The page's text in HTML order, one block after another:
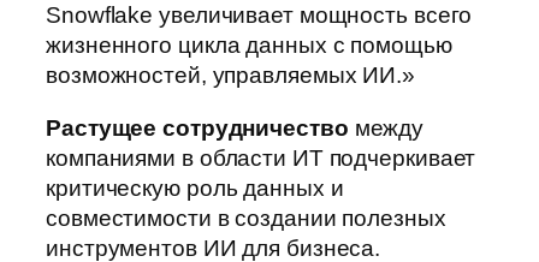
Snowflake увеличивает мощность всего
жизненного цикла данных с помощью
возможностей, управляемых ИИ.»
Растущее сотрудничество между
компаниями в области ИТ подчеркивает
критическую роль данных и
совместимости в создании полезных
инструментов ИИ для бизнеса.